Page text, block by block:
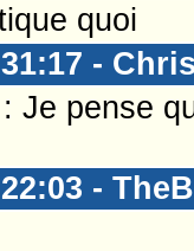
quoi
-
Je pense
-